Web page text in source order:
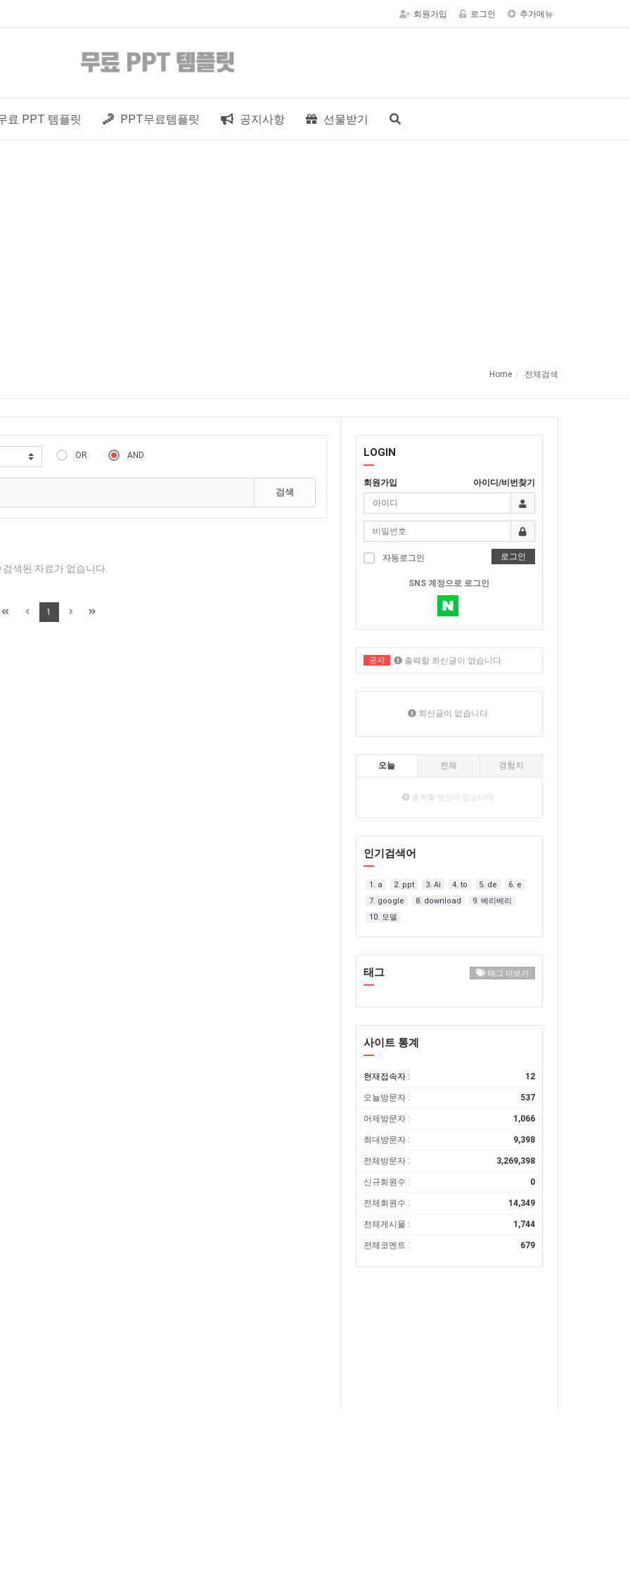
회원가입 로그인 추가메뉴
료 PPT 템플릿 PPT무료템플릿 공지사항 선물받기
Home 전체검색
OR AND
검색
검색된 자료가 없습니다.
1
LOGIN
회원가입 아이디/비번찾기
자동로그인 로그인
SNS 계정으로 로그인
공지 출력할 최신글이 없습니다.
최신글이 없습니다.
오늘 전체 경험치
출력할 랭킹이 없습니다.
인기검색어
1. a 2. ppt 3. Ai 4. to 5. de
6. e
7. google
8. download
9. 베리베리
10. 모델
태그 태그 더보기
사이트 통계
현재접속자 : 12
오늘방문자 : 537
어제방문자 : 1,066
최대방문자 : 9,398
전체방문자 : 3,269,398
신규회원수 : 0
전체회원수 : 14,349
전체게시물 : 1,744
전체코멘트 : 679